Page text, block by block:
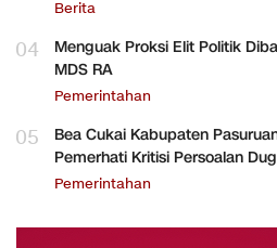
Berita
04
Menguak Proksi Elit Politik
MDS RA
Pemerintahan
05
Bea Cukai Kabupaten
Pemerhati Kritisi Persoalan
Pemerintahan